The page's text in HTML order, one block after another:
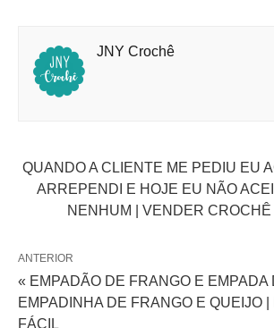
JNY Crochê
QUANDO A CLIENTE ME PEDIU EU
ARREPENDI E HOJE EU NÃO
NENHUM | VENDER
ANTERIOR
« EMPADÃO DE FRANGO E EMPADA
EMPADINHA DE FRANGO E QUEIJO
FÁCIL